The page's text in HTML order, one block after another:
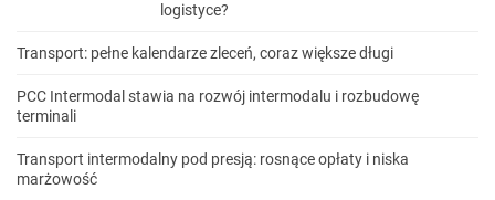
logistyce?
Transport: pełne kalendarze zleceń, coraz większe długi
PCC Intermodal stawia na rozwój intermodalu i rozbudowę
terminali
Transport intermodalny pod presją: rosnące opłaty i niska
marżowość